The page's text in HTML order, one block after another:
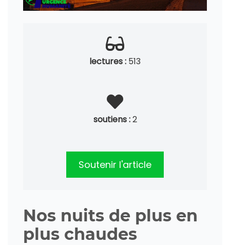
lectures : 513
soutiens :2
Soutenir l'article
Nos nuits de plus en
plus chaudes